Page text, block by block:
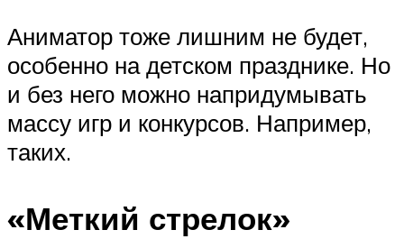
Аниматор тоже лишним не будет,
особенно на детском празднике. Но
и без него можно напридумывать
массу игр и конкурсов. Например,
таких.
«Меткий стрелок»